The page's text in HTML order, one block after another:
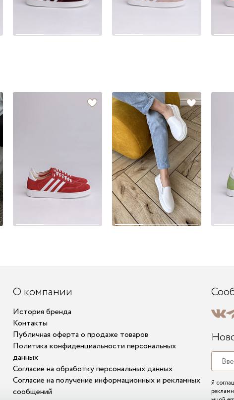
О компании
История бренда
Контакты
Публичная оферта о продаже товаров
Политика конфиденциальности персональных
данных
Согласие на обработку персональных данных
Согласие на получение информационных и рекламных
сообщений
Я